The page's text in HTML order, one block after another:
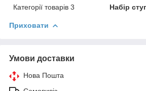
Категорії товарів 3
Набір
Приховати
Умови доставки
Нова Пошта